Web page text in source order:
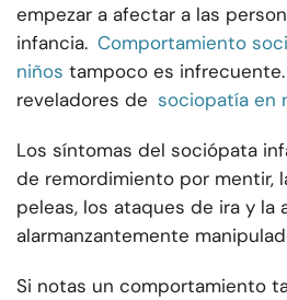
empezar a afectar a las
infancia. Comportamiento
niños tampoco es infrecuente.
reveladores de sociopatía en
Los síntomas del sociópata
de remordimiento por mentir,
peleas, los ataques de ira y la
alarmanzantemente
Si notas un comportamiento